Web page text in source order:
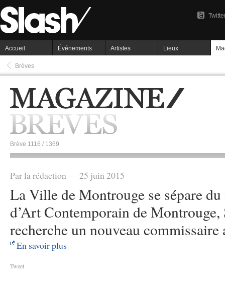
Accueil Événements Artistes Lieux
Brèves
Brève 1116 / 1369
Par la rédaction — 25 juin 2015
La Ville de Montrouge se sépare
d’Art Contemporain de Montrouge,
recherche un nouveau
En savoir plus
Tweet